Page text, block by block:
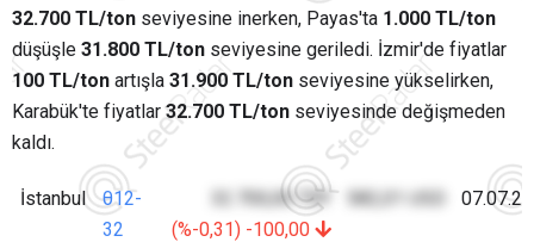
32.700 TL/ton seviyesine inerken, Payas'ta 1.000 TL/ton
düşüşle 31.800 TL/ton seviyesine geriledi. İzmir'de fiyatlar
100 TL/ton artışla 31.900 TL/ton seviyesine yükselirken,
Karabük'te fiyatlar 32.700 TL/ton seviyesinde değişmeden
kaldı.
İstanbul
θ12-
32
32.700,00 TRY
(%-0,31) -100,00
582,01 USD